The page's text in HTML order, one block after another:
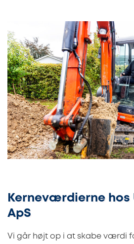
Kerneværdierne hos
ApS
Vi går højt op i at skabe værdi